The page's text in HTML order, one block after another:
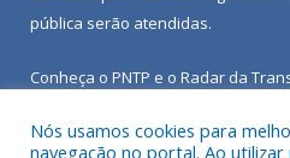
pública serão atendidas.
Conheça o PNTP e o Radar da
Nós usamos cookies para
navegação no portal. Ao